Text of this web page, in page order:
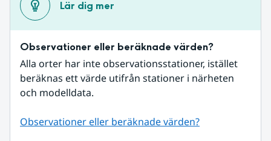
Lär dig mer
Observationer eller beräknade värden?
Alla orter har inte observationsstationer, istället
beräknas ett värde utifrån stationer i närheten
och modelldata.
Observationer eller beräknade värden?